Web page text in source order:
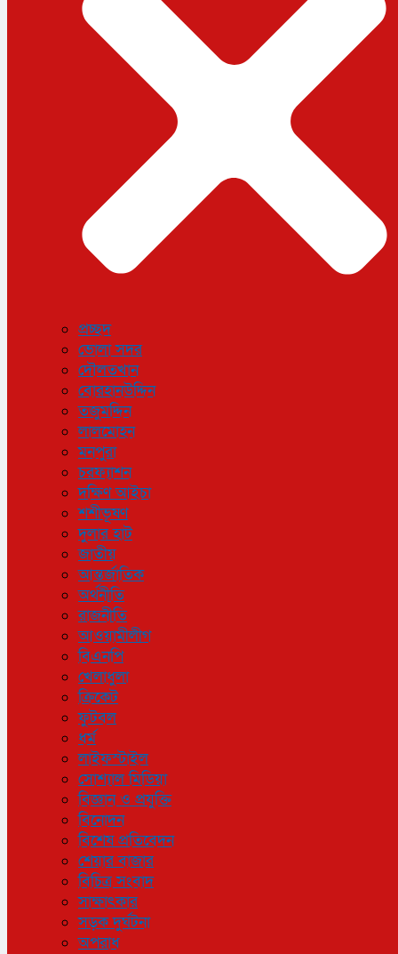
লাইফস্টাইল
সোশ্যাল মিডিয়া
বিজ্ঞান ও প্রযুক্তি
বিশেষ প্রতিবেদন
শেয়ার বাজার
বিচিত্র সংবাদ
সাক্ষাৎকার
সড়ক দুর্ঘটনা
অপরাধ
প্রচ্ছদ
ভোলা সদর
দৌলতখান
বোরহানউদ্দিন
তজুমদ্দিন
লালমোহন
মনপুরা
চরফ্যাশন
দক্ষিণ আইচা
শশীভূষণ
দুলার হাট
জাতীয়
আন্তর্জাতিক
অর্থনীতি
রাজনীতি
আওয়ামীলীগ
বিএনপি
খেলাধুলা
ক্রিকেট
ফুটবল
ধর্ম
লাইফস্টাইল
সোশ্যাল মিডিয়া
বিজ্ঞান ও প্রযুক্তি
বিনোদন
বিশেষ প্রতিবেদন
শেয়ার বাজার
বিচিত্র সংবাদ
সাক্ষাৎকার
সড়ক দুর্ঘটনা
অপরাধ